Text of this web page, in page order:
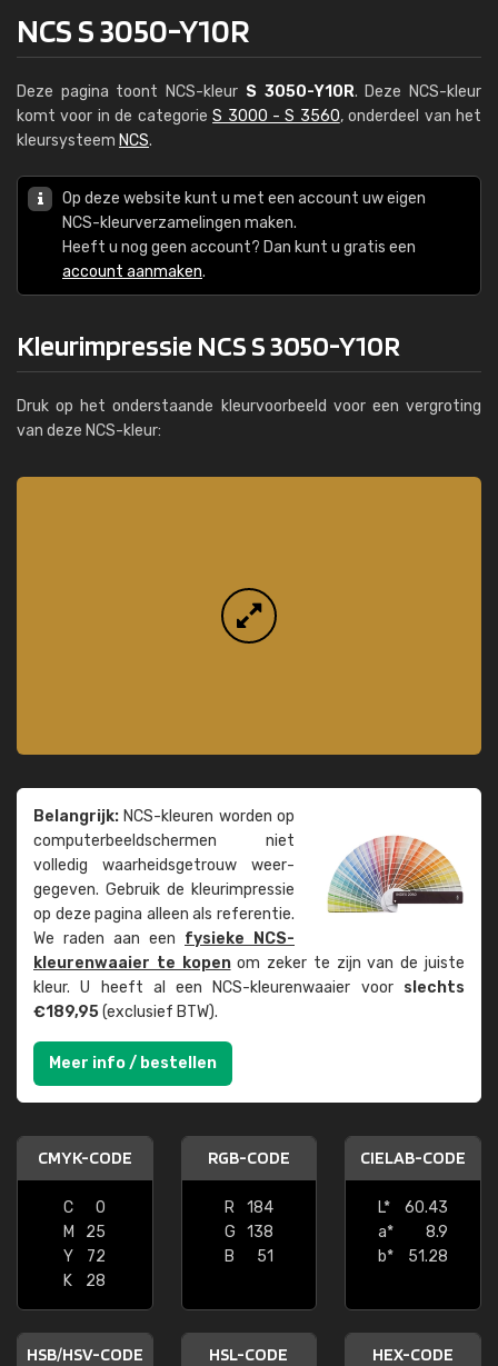
NCS S 3050-Y10R
Deze pagina toont NCS-kleur S 3050-Y10R. Deze NCS-kleur
komt voor in de categorieS 3000 - S 3560, onderdeel van het
kleursysteem NCS.
Op deze website kunt u met een account uw eigen
NCS-kleurverzamelingen maken.
Heeft u nog geen account? Dan kunt u gratis een
account aanmaken.
Kleurimpressie NCS S 3050-Y10R
Druk op het onderstaande kleurvoorbeeld voor een vergroting
van deze NCS-kleur:
Belangrijk: NCS-kleuren worden op
computer­beeld­schermen niet
volledig waarheids­­getrouw weer­
gegeven. Gebruik de kleur­impressie
op deze pagina alleen als referentie.
We raden aan een fysieke NCS-
kleuren­waaier te kopenom zeker te zijn van de juiste
kleur. U heeft al een NCS-kleuren­waaier voor slechts
€189,95(exclusief BTW).
Meer info / bestellen
CMYK-CODE
C
0
M
25
Y
72
K
28
RGB-CODE
R
184
G
138
B
51
CIELAB-CODE
L*
60.43
a*
8.9
b*
51.28
HSB/HSV-CODE HSL-CODE HEX-CODE